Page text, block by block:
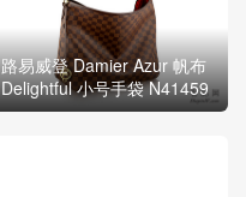
路易威登 Damier Azur 帆布
Delightful 小号手袋 N41459